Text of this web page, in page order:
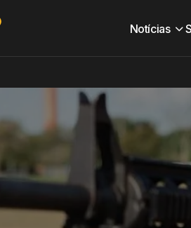
Notícias